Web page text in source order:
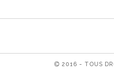
2016 - TOUS